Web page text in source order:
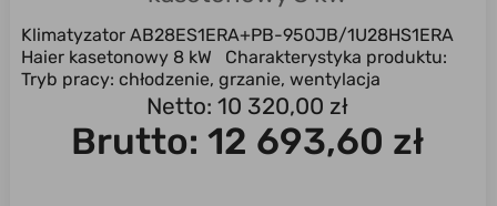
Klimatyzator AB28ES1ERA+PB-950JB/1U28HS1ERA
Haier kasetonowy 8 kW Charakterystyka produktu:
Tryb pracy: chłodzenie, grzanie, wentylacja
Netto: 10 320,00 zł
Brutto:12 693,60 zł